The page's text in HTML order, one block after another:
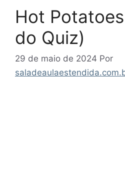
Hot
do Quiz)
29 de maio de 2024 Por